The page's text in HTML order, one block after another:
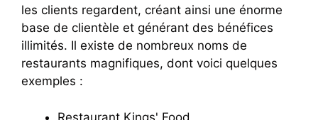
les clients regardent, créant ainsi une énorme
base de clientèle et générant des bénéfices
illimités. Il existe de nombreux noms de
restaurants magnifiques, dont voici quelques
exemples :
Restaurant Kings' Food